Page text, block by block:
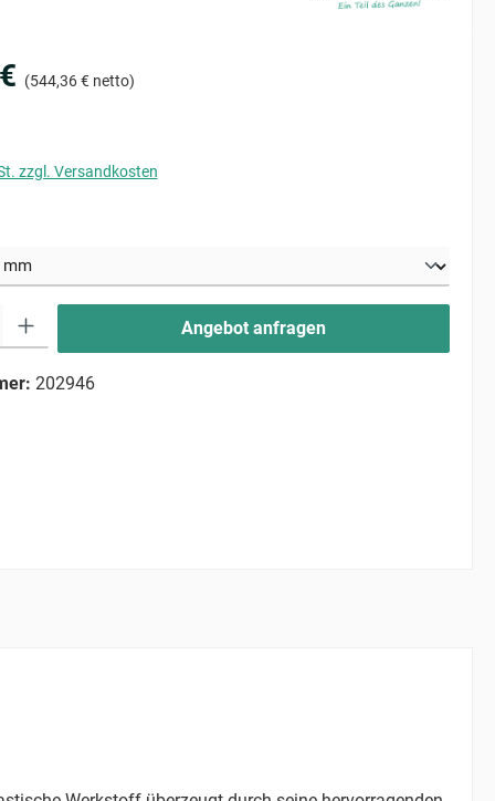
(544,36 € netto)
zzgl. Versandkosten
Angebot anfragen
202946